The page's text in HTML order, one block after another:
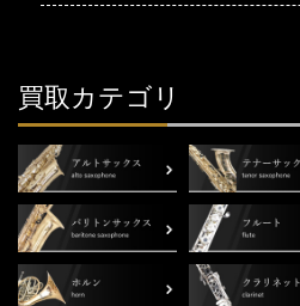
買取カテゴリ